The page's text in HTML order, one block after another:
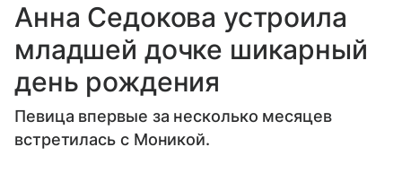
Анна Седокова устроила
младшей дочке шикарный
день рождения
Певица впервые за несколько месяцев
встретилась с Моникой.